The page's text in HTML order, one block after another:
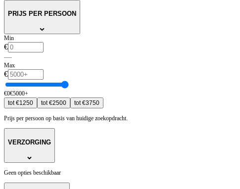
PRIJS PER PERSOON
Min
€
—
Max
€
€0€5000+
tot€1250 tot€2500 tot€3750
Prijs per persoon op basis van huidige zoekopdracht.
VERZORGING
Geen opties beschikbaar